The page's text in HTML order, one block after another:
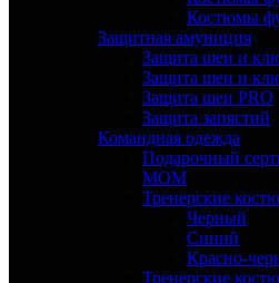
Костюмы
Защитная амуниция
Защита шеи и
Защита шеи и
Защита шеи PRO
Защита запястий
Командная одежда
Подарочный
MOM
Тренерские
Черный
Синий
Красно-
Тренерские